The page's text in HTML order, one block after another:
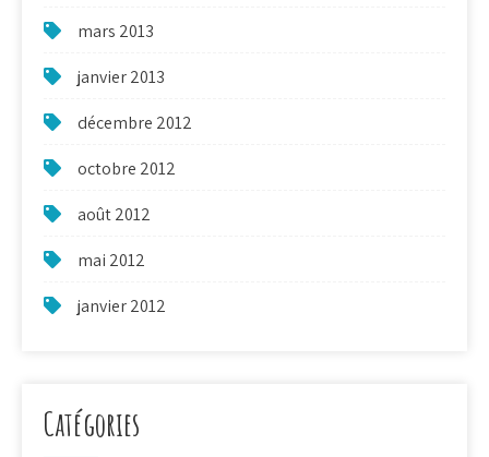
mars 2013
janvier 2013
décembre 2012
octobre 2012
août 2012
mai 2012
janvier 2012
Catégories